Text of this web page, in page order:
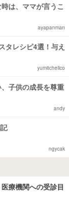
は、ママが言うこ
ayapanman
タレシピ4選！与え
yumitchellco
子供の成長を尊重
andy
ngycak
療機関への受診目